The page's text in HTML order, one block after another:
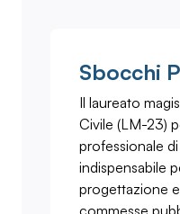
Sbocchi
Il laureato
Civile (LM-23)
professionale
indispensabile
progettazione
commesse